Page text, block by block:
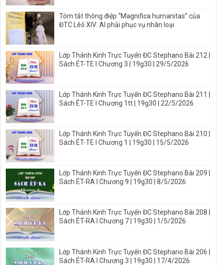
Tóm tắt thông điệp “Magnifica humanitas” của
ĐTC Lêô XIV: AI phải phục vụ nhân loại
Lớp Thánh Kinh Trực Tuyến ĐC Stephano Bài 212 |
Sách ÉT-TE I Chương 3 | 19g30 | 29/5/2026
Lớp Thánh Kinh Trực Tuyến ĐC Stephano Bài 211 |
Sách ÉT-TE I Chương 1tt | 19g30 | 22/5/2026
Lớp Thánh Kinh Trực Tuyến ĐC Stephano Bài 210 |
Sách ÉT-TE I Chương 1 | 19g30 | 15/5/2026
Lớp Thánh Kinh Trực Tuyến ĐC Stephano Bài 209 |
Sách ÉT-RA I Chương 9 | 19g30 | 8/5/2026
Lớp Thánh Kinh Trực Tuyến ĐC Stephano Bài 208 |
Sách ÉT-RA I Chương 7 | 19g30 | 1/5/2026
Lớp Thánh Kinh Trực Tuyến ĐC Stephano Bài 206 |
Sách ÉT-RA I Chương 3 | 19g30 | 17/4/2026